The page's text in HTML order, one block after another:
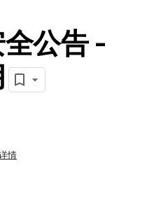
公告 -
情